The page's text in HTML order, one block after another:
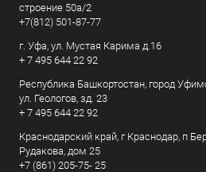
строение 50а/2
+7(812) 501-87-77
г. Уфа, ул. Мустая Карима д.16
+ 7 495 644 22 92
Республика Башкортостан, город
ул. Геологов, зд. 23
+ 7 495 644 22 92
Краснодарский край, г Краснодар, п
Рудакова, дом 25
+7 (861) 205-75- 25